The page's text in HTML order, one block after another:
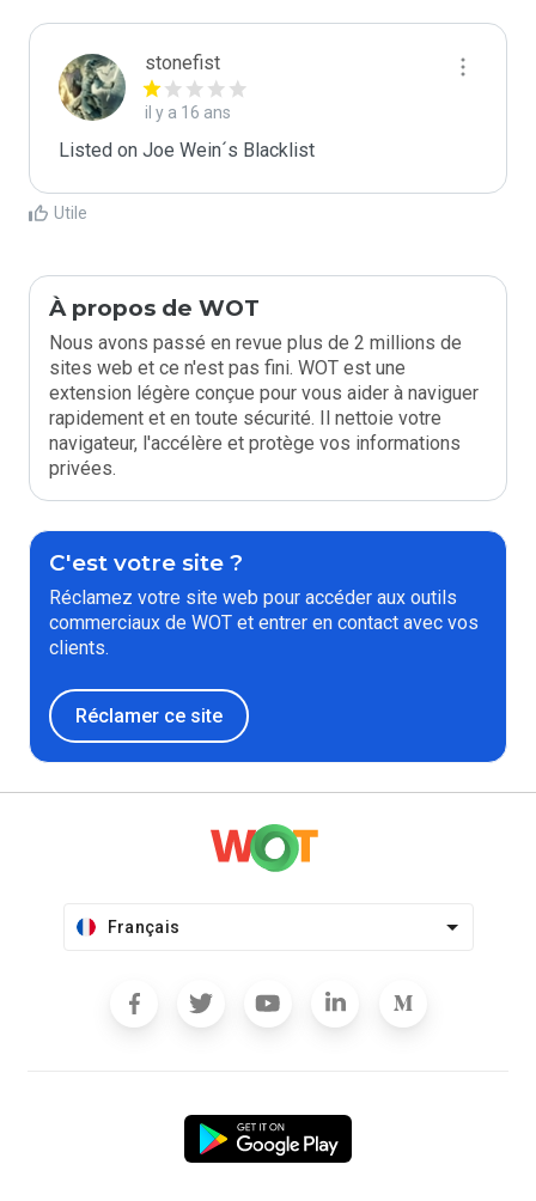
stonefist
il y a 16 ans
Listed on Joe Wein´s Blacklist
Utile
À propos de WOT
Nous avons passé en revue plus de 2 millions de
sites web et ce n'est pas fini. WOT est une
extension légère conçue pour vous aider à naviguer
rapidement et en toute sécurité. Il nettoie votre
navigateur, l'accélère et protège vos informations
privées.
C'est votre site ?
Réclamez votre site web pour accéder aux outils
commerciaux de WOT et entrer en contact avec vos
clients.
Réclamer ce site
Français